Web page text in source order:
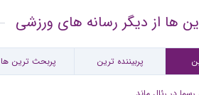
به خیبر خرم‌آباد پیوست
جنجالی کاناوارو درباره تصمیمش برای ماشاریپوف
ها از دیگر رسانه های ورزشی
پربیننده ترین پربحث ترین ها